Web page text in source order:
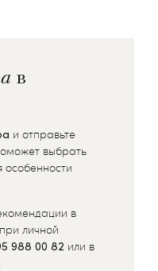
в
и отправьте
выбрать
особенности
в
личной
988 00 82 или в